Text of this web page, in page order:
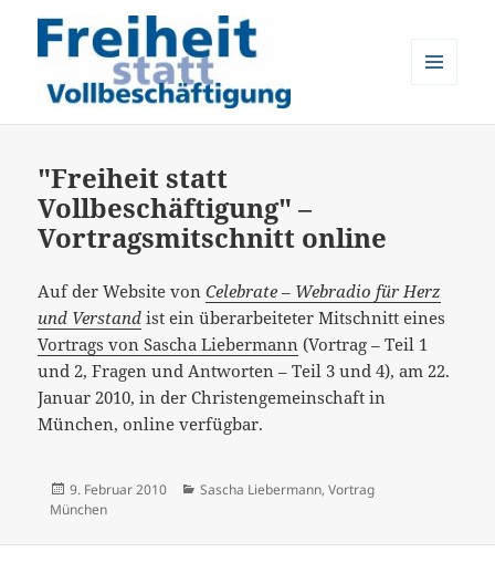
"Freiheit statt
Vollbeschäftigung" –
Vortragsmitschnitt online
Auf der Website vonCelebrate – Webradio für Herz
und Verstand ist ein überarbeiteter Mitschnitt eines
Vortrags von Sascha Liebermann (Vortrag – Teil 1
und 2, Fragen und Antworten – Teil 3 und 4), am 22.
Januar 2010, in der Christengemeinschaft in
München, online verfügbar.
Veröffentlicht
am
9. Februar 2010 Kategorien
Sascha Liebermann, Vortrag
München